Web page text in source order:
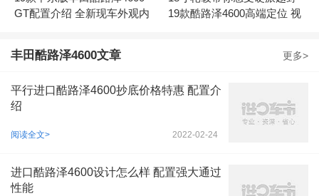
参考价：103万-104.8万 获取底价
20款 4.6L GXR GTS 八气 真皮刺绣
20款 4.6L GX-R 两气 底挂 18铝轮 天窗
20款 4.6L VX-R GTS 八气 底升
GT配置介绍 全新现车外观内
19款酷路泽4600高端定位 视
丰田酷路泽4600文章 更多>
平行进口酷路泽4600抄底价格特惠 配置介
绍
2022-02-24
阅读全文>
进口酷路泽4600设计怎么样 配置强大通过
性能